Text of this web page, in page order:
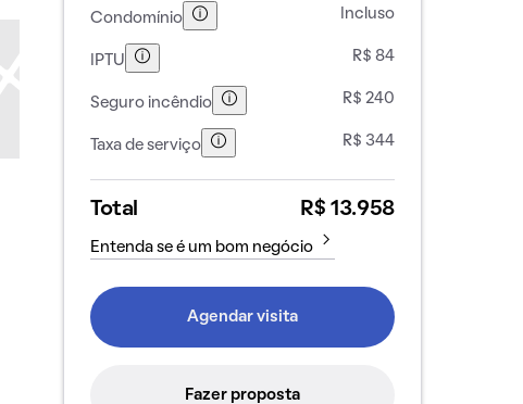
Condomínio Incluso
IPTU R$ 84
Seguro incêndio R$ 240
Taxa de serviço R$ 344
Total R$ 13.958
Entenda se é um bom negócio
Agendar visita
Fazer proposta